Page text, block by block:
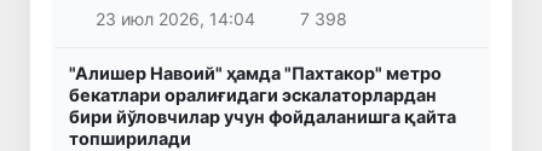
23 июл 2026, 14:04
7 398
"Алишер Навоий" ҳамда "Пахтакор" метро
бекатлари оралиғидаги эскалаторлардан
бири йўловчилар учун фойдаланишга қайта
топширилади